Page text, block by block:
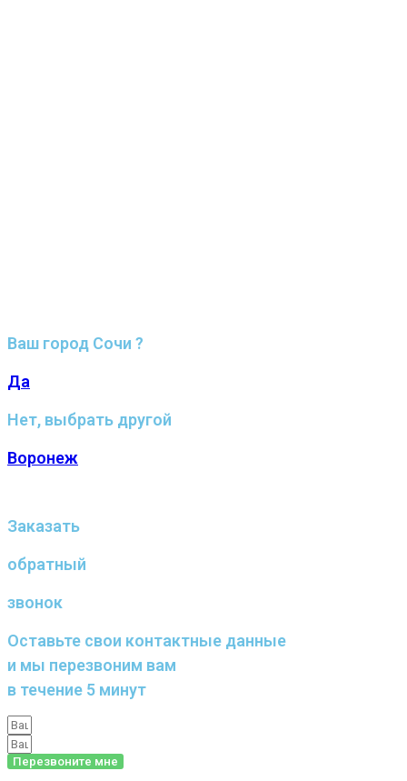
Ваш город Сочи ?
Да
Нет, выбрать другой
Воронеж
Заказать
обратный
звонок
Оставьте свои контактные данные
и мы перезвоним вам
в течение 5 минут
Перезвоните мне